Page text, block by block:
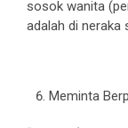
sosok wanita
adalah di neraka
Meminta